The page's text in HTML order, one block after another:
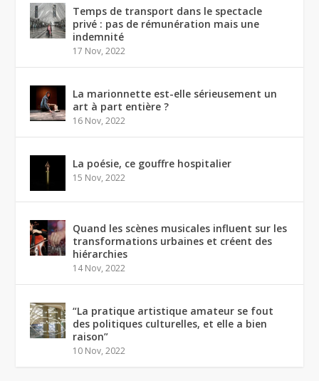
Temps de transport dans le spectacle
privé : pas de rémunération mais une
indemnité
17 Nov, 2022
La marionnette est-elle sérieusement un
art à part entière ?
16 Nov, 2022
La poésie, ce gouffre hospitalier
15 Nov, 2022
Quand les scènes musicales influent sur les
transformations urbaines et créent des
hiérarchies
14 Nov, 2022
“La pratique artistique amateur se fout
des politiques culturelles, et elle a bien
raison”
10 Nov, 2022